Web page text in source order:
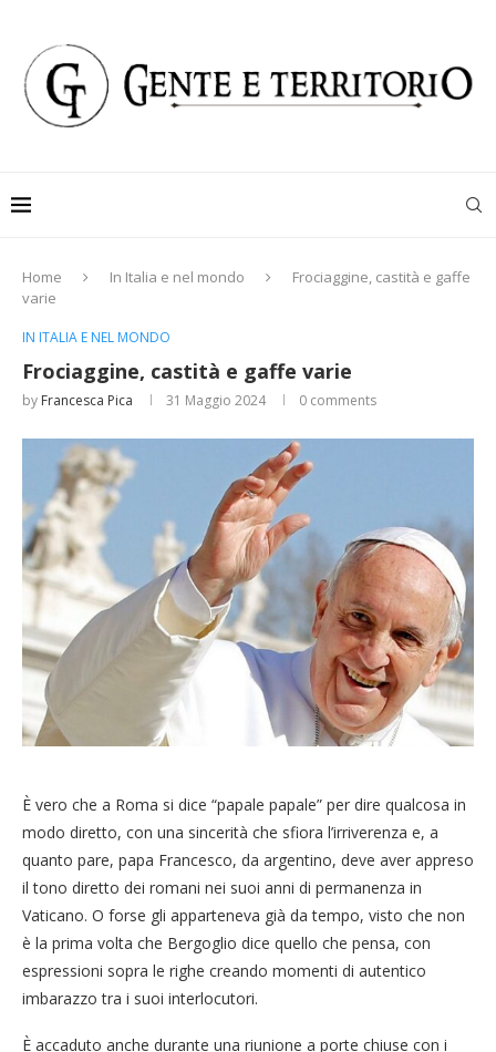
Home In Italia e nel mondo
Frociaggine, castità e gaffe
varie
IN ITALIA E NEL MONDO
Frociaggine, castità e gaffe varie
by Francesca Pica 31 Maggio 2024 0 comments
È vero che a Roma si dice “papale papale” per dire qualcosa in
modo diretto, con una sincerità che sfiora l’irriverenza e, a
quanto pare, papa Francesco, da argentino, deve aver appreso
il tono diretto dei romani nei suoi anni di permanenza in
Vaticano. O forse gli apparteneva già da tempo, visto che non
è la prima volta che Bergoglio dice quello che pensa, con
espressioni sopra le righe creando momenti di autentico
imbarazzo tra i suoi interlocutori.
È accaduto anche durante una riunione a porte chiuse con i